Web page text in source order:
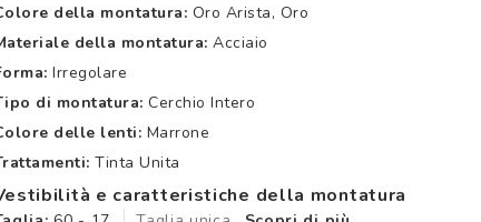
della montatura: Oro Arista, Oro
della montatura: Acciaio
Irregolare
di montatura: Cerchio Intero
delle lenti: Marrone
Tinta Unita
e caratteristiche della montatura